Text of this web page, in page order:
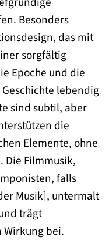
Besonders
das mit
sorgfältig
Epoche und die
lebendig
sind subtil, aber
die
Elemente, ohne
Die Filmmusik,
falls
Musik], untermalt
trägt
bei.